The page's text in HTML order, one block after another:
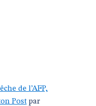
de l’AFP,
Post par